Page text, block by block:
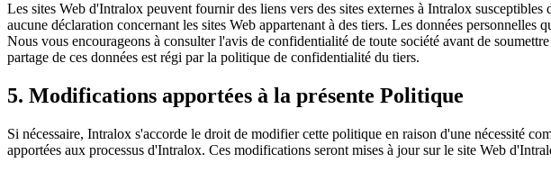
Les sites Web d'Intralox peuvent fournir des liens vers des sites externes à Intralox
aucune déclaration concernant les sites Web appartenant à des tiers. Les données
Nous vous encourageons à consulter l'avis de confidentialité de toute société avant de
partage de ces données est régi par la politique de confidentialité du tiers.
5. Modifications apportées à la présente Politique
Si nécessaire, Intralox s'accorde le droit de modifier cette politique en raison d'une nécessité
apportées aux processus d'Intralox. Ces modifications seront mises à jour sur le site Web